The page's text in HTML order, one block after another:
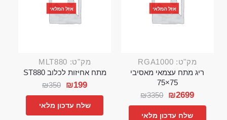
אזל המלאי
מק"ט: RGA1000
ריג מתח עצמאי מאסיבי
75×75
₪3350 ₪2699
שלח עדכון מלאי
אזל המלאי
מק"ט: MLT880
מתח אחיזות לכלוב ST880
₪350 ₪199
שלח עדכון מלאי